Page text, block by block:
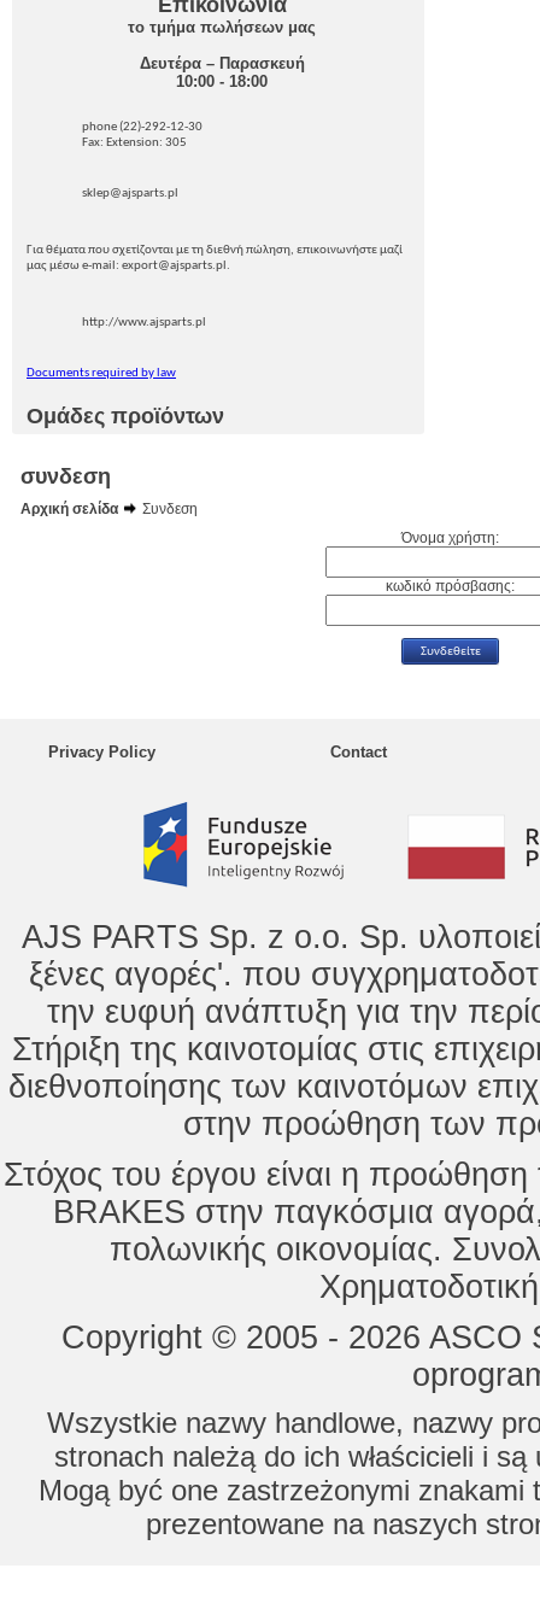
Επικοινωνία
το τμήμα πωλήσεων μας
Δευτέρα – Παρασκευή
10:00 - 18:00
phone (22)-292-12-30
Fax: Extension: 305
sklep@ajsparts.pl
Για θέματα που σχετίζονται με τη διεθνή πώληση, επικοινωνήστε μαζί
μας μέσω e-mail: export@ajsparts.pl.
http://www.ajsparts.pl
Documents required by law
Ομάδες προϊόντων
συνδεση
Αρχική σελίδα
Συνδεση
Όνομα χρήστη:
κωδικό πρόσβασης:
Privacy Policy Contact
AJS PARTS Sp. z o.o. Sp.
ξένες αγορές'. που
την ευφυή ανάπτυξη για την
Στήριξη της καινοτομίας στις
διεθνοποίησης των καινοτόμων
στην προώθηση των
Στόχος του έργου είναι η
BRAKES στην παγκόσμια
πολωνικής οικονομίας.
Copyright © 2005 - 2026
Wszystkie nazwy handlowe, nazwy
stronach należą do ich właścicieli i
Mogą być one zastrzeżonymi znakami
prezentowane na naszych